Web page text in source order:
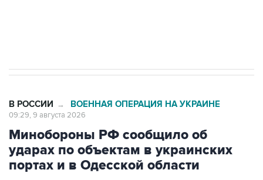
В РОССИИ → ВОЕННАЯ ОПЕРАЦИЯ НА УКРАИНЕ
09:29, 9 августа 2026
Минобороны РФ сообщило об
ударах по объектам в украинских
портах и в Одесской области